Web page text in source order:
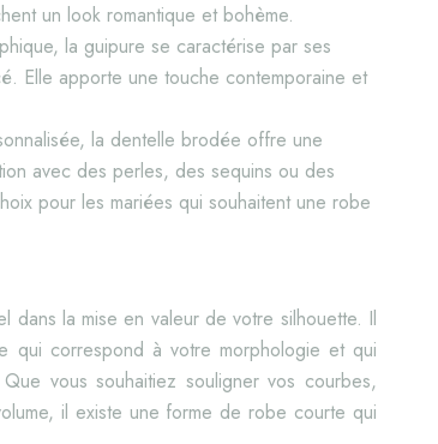
un look romantique et bohème.
la guipure se caractérise par ses
Elle apporte une touche contemporaine et
la dentelle brodée offre une
avec des perles, des sequins ou des
pour les mariées qui souhaitent une robe
dans la mise en valeur de votre silhouette. Il
qui correspond à votre morphologie et qui
vous souhaitiez souligner vos courbes,
il existe une forme de robe courte qui